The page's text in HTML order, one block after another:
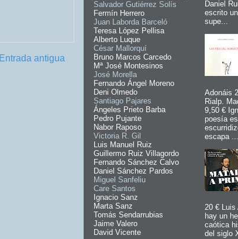
Entrada antigua
Salvador Gutiérrez Solís
Fermín Herrero
Juan Laborda Barceló
Teresa López Pellisa
Alberto Luque
César Mallorquí
Bruno Marcos Carcedo
Mª José Montesinos
José Morella
Fernando Ángel Moreno
Deni Olmedo
Santiago Pajares
Ángeles Prieto Barba
Pedro Pujante
Nabor Raposo
Victoria R. Gil
Luis Manuel Ruiz
Guillermo Ruiz Villagordo
Fernando Sánchez Calvo
Daniel Sánchez Pardos
Miguel Sanfeliu
Care Santos
Ignacio Sanz
Marta Sanz
Tomás Sendarrubias
Jaime Valero
David Vicente
Daniel
escrito
supe...
Adonáis
Rialp.
9,50 €
poesía
escapa ...
20 € Luis
hay un
caótica
del siglo